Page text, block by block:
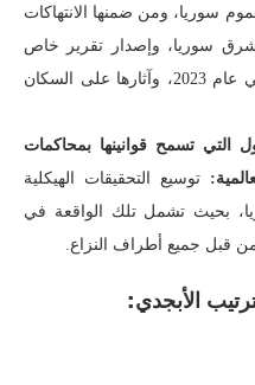
سوريا، ومن ضمنها الانتهاكات
سوريا، وإصدار تقرير خاص
عن استهدافات البنى التحتية في عام 2023، وآثارها على السكان
تسمح قوانينها بمحاكمات
توسيع التحقيقات الهيكلية
بحيث تشمل تلك الواقعة في
قبل جميع أطراف النزاع.
الأبجدي: